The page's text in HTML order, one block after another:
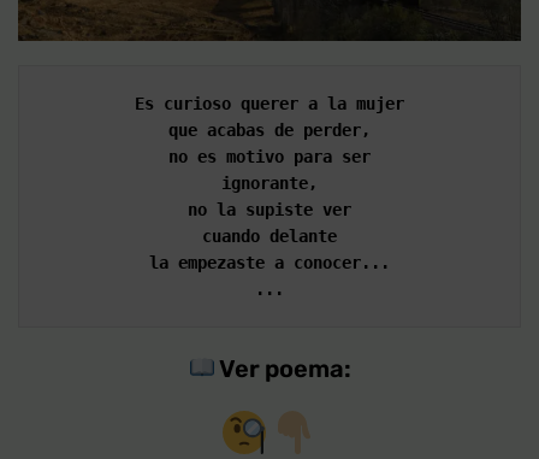
Es curioso querer a la mujer
que acabas de perder,
no es motivo para ser
ignorante,
no la supiste ver
cuando delante
la empezaste a conocer...
...
Ver poema: